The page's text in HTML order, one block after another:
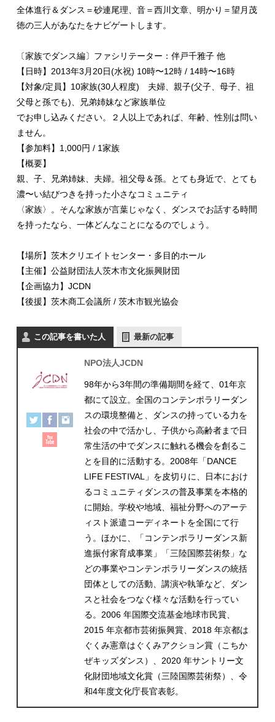
全体進行＆ダンス＝砂連尾理、音＝西川文章、明かり＝望月茂
徳の三人があなたをナビゲートします。
〔家族でダンス編〕ファシリテーター：伴戸千雅子 他
【日時】2013年3月20日(水祝) 10時〜12時 / 14時〜16時
【対象/定員】10家族(30人程度)　夫婦、親子(父子、母子、祖
父母と孫でも)、兄弟姉妹など家族単位
でお申し込みください。２人以上であれば、年齢、性別は問い
ません。
【参加料】1,000円 / 1家族
【概要】
親、子、兄弟姉妹、夫婦。祖父母＆孫。とても身近で、とても
濃〜い結びつきを持った小さなコミュニティ
〈家族〉。そんな家族が言葉じゃなく、ダンスでお話する時間
を持ったなら、一体どんなことになるのでしょう。
【場所】茨木クリエイトセンター・多目的ホール
【主催】公益財団法人茨木市文化振興財団
【企画協力】JCDN
【後援】茨木商工会議所 / 茨木市観光協会
この記事を書いた人 最新の記事
NPO法人JCDN
98年から3年間の準備期間を経て、01年京
都にて設立。全国のコンテンポラリーダン
スの環境整備と、ダンスの持っている力を
社会の中で活かし、子供から高齢者まで日
常生活の中でダンスに触れる機会を創るこ
とを目的に活動する。2008年「DANCE
LIFE FESTIVAL」を皮切りに、日本におけ
るコミュニティダンスの普及事業を本格的
に開始。学校や地域、福祉分野へのアーテ
ィスト派遣コーディネートを全国にて行
う。ほかに、「コンテンポラリーダンス新
進振付家育成事業」「三陸国際芸術祭」な
どの事業やコンテンポラリーダンスの統括
団体としての活動、講演や執筆など、ダン
スと社会をつなぐ様々な活動を行ってい
る。2006 年国際交流基金地球市民賞、
2015 年京都市芸術振興賞、2018 年京都は
ぐくみ憲章はぐくみアクション賞（こちか
ぜキッズダンス）、2020 年サントリー文
化財団地域文化賞（三陸国際芸術祭）、令
和4年度文化庁長官表彰。